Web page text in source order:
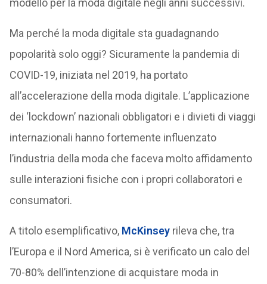
modello per la moda digitale negli anni successivi.
Ma perché la moda digitale sta guadagnando
popolarità solo oggi? Sicuramente la pandemia di
COVID-19, iniziata nel 2019, ha portato
all’accelerazione della moda digitale. L’applicazione
dei ‘lockdown’ nazionali obbligatori e i divieti di viaggi
internazionali hanno fortemente influenzato
l’industria della moda che faceva molto affidamento
sulle interazioni fisiche con i propri collaboratori e
consumatori.
A titolo esemplificativo, McKinseyrileva che, tra
l’Europa e il Nord America, si è verificato un calo del
70-80% dell’intenzione di acquistare moda in